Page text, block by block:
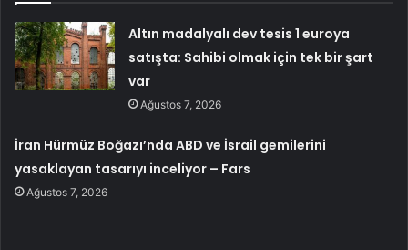
Altın madalyalı dev tesis 1 euroya
satışta: Sahibi olmak için tek bir şart
var
Ağustos 7, 2026
İran Hürmüz Boğazı’nda ABD ve İsrail gemilerini
yasaklayan tasarıyı inceliyor – Fars
Ağustos 7, 2026